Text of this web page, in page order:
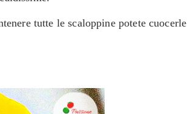
tutte le scaloppine potete cuocerle